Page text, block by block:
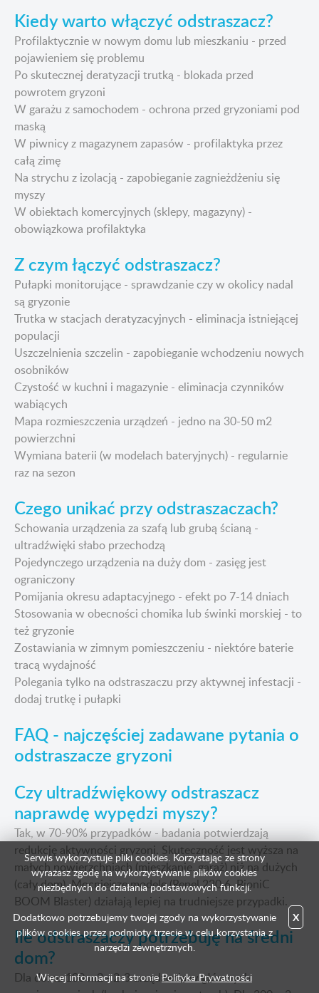
Kiedy warto włączyć odstraszacz?
Profilaktycznie w nowym domu lub mieszkaniu - przed
pojawieniem się problemu
Po skutecznej deratyzacji trutką - blokada przed
powrotem gryzoni
W garażu z samochodem - ochrona przed gryzoniami pod
maską
W piwnicy z magazynem zapasów - profilaktyka przez
całą zimę
Na strychu z izolacją - zapobieganie zagnieżdżeniu się
myszy
W obiektach komercyjnych (sklepy, magazyny) -
obowiązkowa profilaktyka
Z czym łączyć odstraszacz?
Pułapki monitorujące - sprawdzanie czy w okolicy nadal
są gryzonie
Trutka w stacjach deratyzacyjnych - eliminacja istniejącej
populacji
Uszczelnienia szczelin - zapobieganie wchodzeniu nowych
osobników
Czystość w kuchni i magazynie - eliminacja czynników
wabiących
Mapa rozmieszczenia urządzeń - jedno na 30-50 m2
powierzchni
Wymiana baterii (w modelach bateryjnych) - regularnie
raz na sezon
Czego unikać przy odstraszaczach?
Schowania urządzenia za szafą lub grubą ścianą -
ultradźwięki słabo przechodzą
Pojedynczego urządzenia na duży dom - zasięg jest
ograniczony
Pomijania okresu adaptacyjnego - efekt po 7-14 dniach
Stosowania w obecności chomika lub świnki morskiej - to
też gryzonie
Zostawiania w zimnym pomieszczeniu - niektóre baterie
tracą wydajność
Polegania tylko na odstraszaczu przy aktywnej infestacji -
dodaj trutkę i pułapki
FAQ - najczęściej zadawane pytania o
odstraszacze gryzoni
Czy ultradźwiękowy odstraszacz
naprawdę wypędzi myszy?
Tak, w 70-90% przypadków - badania potwierdzają
redukcję aktywności gryzoni. Skuteczność jest wyższa na
małych powierzchniach (mieszkanie, garaż) niż na dużych
(cały dom). Mocniejsze modele (Repel 220.6, BioniC
BOOM Blaster) działają lepiej na trudniejsze przypadki.
Ile odstraszaczy potrzebuję na średni
dom?
Dla domu 100 m2 - 2-3 urządzenia w głównych
Serwis wykorzystuje pliki cookies. Korzystając ze strony
wyrażasz zgodę na wykorzystywanie plików cookies
niezbędnych do działania podstawowych funkcji.
Dodatkowo potrzebujemy twojej zgody na wykorzystywanie
plików cookies przez podmioty trzecie w celu korzystania z
narzędzi zewnętrznych.
Więcej informacji na stroniePolityka Prywatności
X